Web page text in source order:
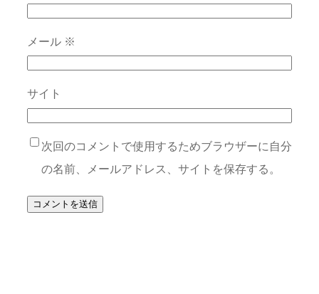
メール ※
サイト
次回のコメントで使用するためブラウザーに自分
の名前、メールアドレス、サイトを保存する。